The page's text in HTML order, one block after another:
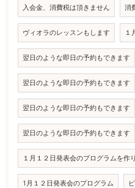
入会金、消費税は頂きません 消
ヴィオラのレッスンもします １
翌日のような即日の予約もできます
翌日のような即日の予約もできます
翌日のような即日の予約もできます
翌日のような即日の予約もできます
１月１２日発表会のプログラムを作
1月１２日発表会のプログラム